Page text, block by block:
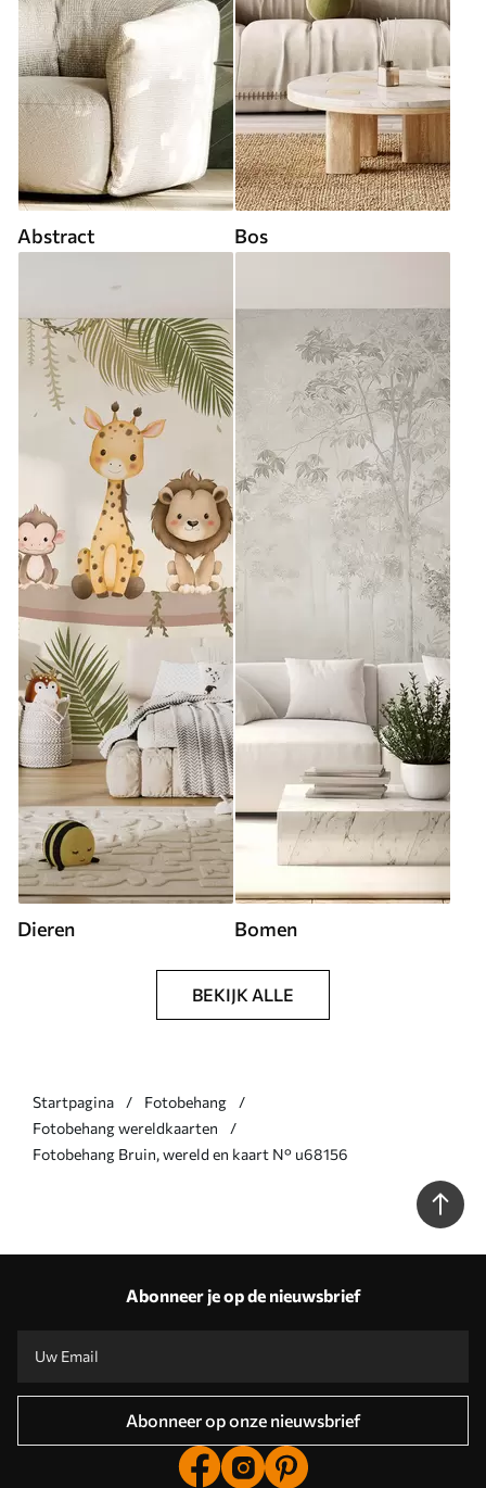
Abstract Bos
Dieren Bomen
BEKIJK ALLE
Startpagina
Fotobehang
Fotobehang wereldkaarten
Fotobehang Bruin, wereld en kaart N° u68156
Abonneer je op de nieuwsbrief
Abonneer op onze nieuwsbrief